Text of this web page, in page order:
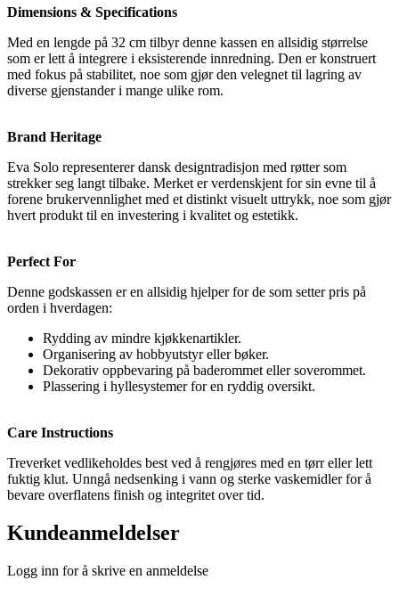
Dimensions & Specifications
Med en lengde på 32 cm tilbyr denne kassen en allsidig størrelse
som er lett å integrere i eksisterende innredning. Den er konstruert
med fokus på stabilitet, noe som gjør den velegnet til lagring av
diverse gjenstander i mange ulike rom.
Brand Heritage
Eva Solo representerer dansk designtradisjon med røtter som
strekker seg langt tilbake. Merket er verdenskjent for sin evne til å
forene brukervennlighet med et distinkt visuelt uttrykk, noe som gjør
hvert produkt til en investering i kvalitet og estetikk.
Perfect For
Denne godskassen er en allsidig hjelper for de som setter pris på
orden i hverdagen:
Rydding av mindre kjøkkenartikler.
Organisering av hobbyutstyr eller bøker.
Dekorativ oppbevaring på baderommet eller soverommet.
Plassering i hyllesystemer for en ryddig oversikt.
Care Instructions
Treverket vedlikeholdes best ved å rengjøres med en tørr eller lett
fuktig klut. Unngå nedsenking i vann og sterke vaskemidler for å
bevare overflatens finish og integritet over tid.
Kundeanmeldelser
Logg inn for å skrive en anmeldelse